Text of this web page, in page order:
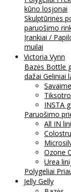
kūno losjonai
Skulptūrinės
paruošimo
Įrankiai /
muilai
Victoria Vynn
Bazės Bottle
dažai Geliniai
INSTA
Paruošimo
All IN
Ozone
Urea
Polygeliai
Jelly Gelly